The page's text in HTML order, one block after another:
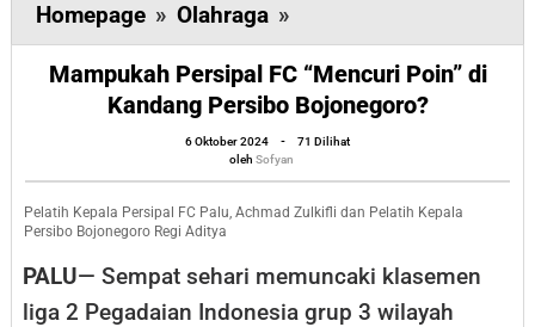
Homepage » Olahraga »
Persipal
FC
"Mencuri
Poin"
di
Kandang
Bojonegoro?
Mampukah Persipal FC “Mencuri Poin” di
Kandang Persibo Bojonegoro?
6 Oktober 2024
oleh
Sofyan
-
71 Dilihat
oleh Sofyan
Pelatih Kepala Persipal FC Palu, Achmad Zulkifli dan Pelatih Kepala
Persibo Bojonegoro Regi Aditya
PALU— Sempat sehari memuncaki klasemen
liga 2 Pegadaian Indonesia grup 3 wilayah